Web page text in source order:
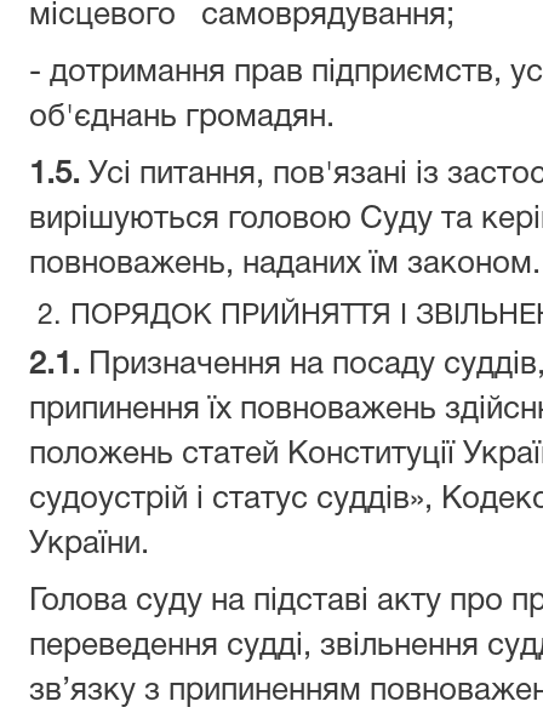
місцевого самоврядування;
- дотримання прав підприємств,
об'єднань громадян.
1.5. Усі питання, пов'язані із
вирішуються головою Суду та
повноважень, наданих їм законом.
2. ПОРЯДОК ПРИЙНЯТТЯ І
2.1. Призначення на посаду
припинення їх повноважень
положень статей Конституції
судоустрій і статус суддів»,
України.
Голова суду на підставі акту про
переведення судді, звільнення
зв’язку з припиненням